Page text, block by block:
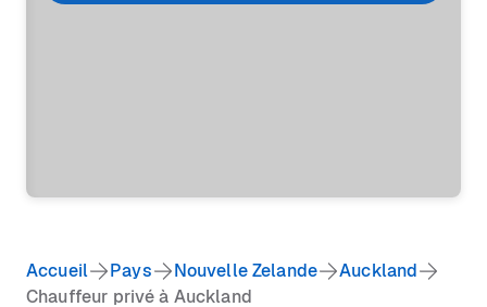
Accueil Pays Nouvelle Zelande
Auckland
Chauffeur privé à Auckland